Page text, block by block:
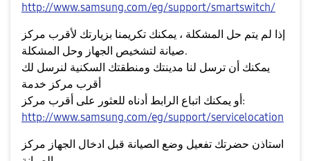
http://www.samsung.com/eg/support/smartswitch/
إذا لم يتم حل المشكلة ، يمكنك تكريمنا بزيارتك لأقرب مركز
صيانة لتشخيص الجهاز وحل المشكلة.
يمكنك أن ترسل لنا مدينتك ومنطقتك السكنية لنرسل لك
أقرب مركز خدمة
أو يمكنك اتباع الرابط أدناه للعثور على أقرب مركز:
http://www.samsung.com/eg/support/servicelocation
استاذن حضرتك تفعيل وضع الصيانة قبل ادخال الجهاز مركز